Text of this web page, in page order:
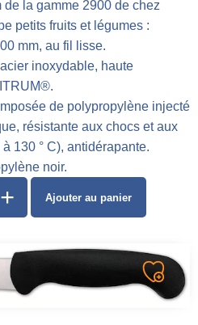
la gamme 2900 de chez
petits fruits et légumes :
mm, au fil lisse.
inoxydable, haute
de polypropylène injecté
résistante aux chocs et aux
130 ° C), antidérapante.
noir.
+ Ajouter au panier